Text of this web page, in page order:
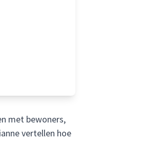
met bewoners,
vertellen hoe